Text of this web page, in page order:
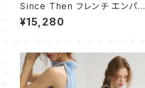
Since Then フレンチ エンパイ
アワンピース ドレス フレアロン
グ
¥15,280